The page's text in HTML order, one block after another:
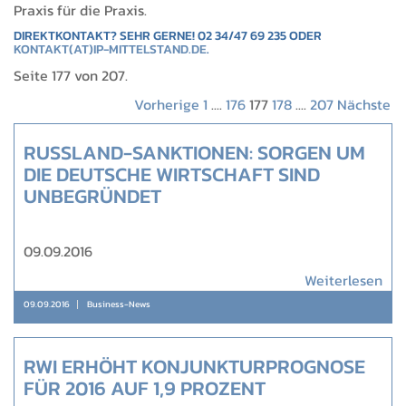
Praxis für die Praxis.
DIREKTKONTAKT? SEHR GERNE! 02 34/47 69 235 ODER
KONTAKT(AT)IP-MITTELSTAND.DE.
Seite 177 von 207.
Vorherige 1 ....176177178....207 Nächste
RUSSLAND-SANKTIONEN: SORGEN UM
DIE DEUTSCHE WIRTSCHAFT SIND
UNBEGRÜNDET
09.09.2016
Weiterlesen
09.09.2016 Business-News
RWI ERHÖHT KONJUNKTURPROGNOSE
FÜR 2016 AUF 1,9 PROZENT